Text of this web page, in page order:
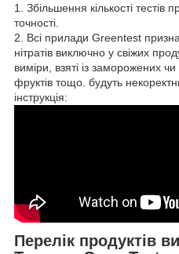
1. Збільшення кількості тестів
точності.
2. Всі прилади Greentest
нітратів виключно у свіжих
виміри, взяті із заморожених
фруктів тощо. будуть
інструкція:
Перелік продуктів